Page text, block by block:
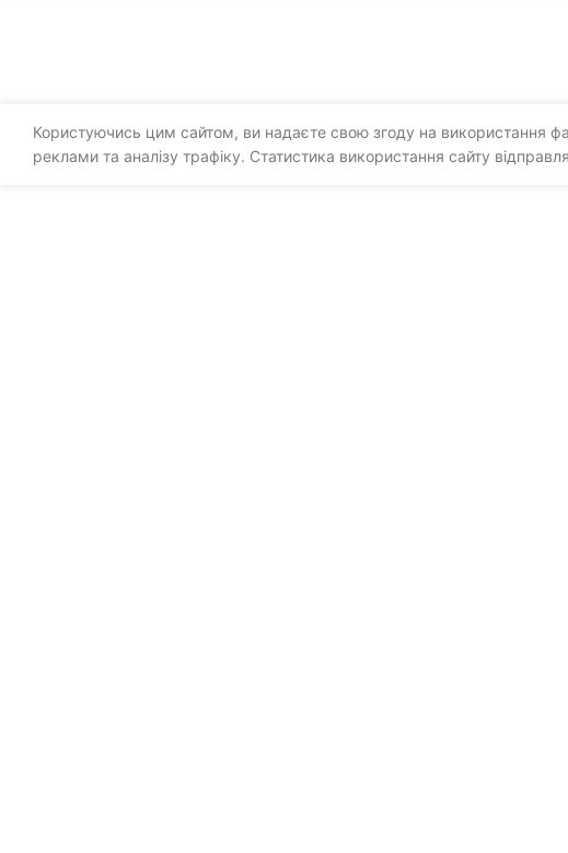
Користуючись цим сайтом, ви надаєте свою згоду на використання
реклами та аналізу трафіку. Статистика використання сайту